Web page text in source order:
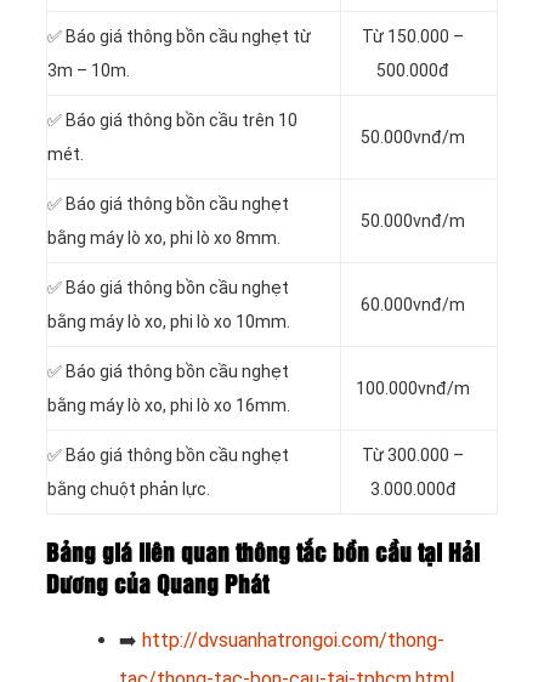
✅ Báo giá thông bồn cầu nghẹt từ
3m – 10m.
Từ 150.000 –
500.000đ
✅ Báo giá thông bồn cầu trên 10
mét.
50.000vnđ/m
✅ Báo giá thông bồn cầu nghẹt
bằng máy lò xo, phi lò xo 8mm.
50.000vnđ/m
✅ Báo giá thông bồn cầu nghẹt
bằng máy lò xo, phi lò xo 10mm.
60.000vnđ/m
✅ Báo giá thông bồn cầu nghẹt
bằng máy lò xo, phi lò xo 16mm.
100.000vnđ/m
✅ Báo giá thông bồn cầu nghẹt
bằng chuột phản lực.
Từ 300.000 –
3.000.000đ
Bảng giá liên quan thông tắc bồn cầu tại Hải
Dương của Quang Phát
➡️ http://dvsuanhatrongoi.com/thong-